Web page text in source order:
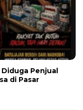
Penjual
di Pasar